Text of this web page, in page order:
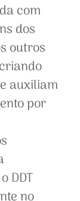
com
dos
outros
auxiliam
por
DDT